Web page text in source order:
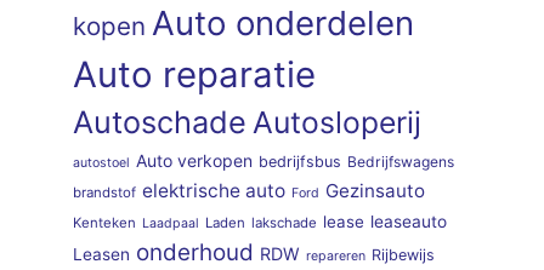
kopen Auto onderdelen
Auto reparatie
Autoschade Autosloperij
autostoel Auto verkopen bedrijfsbus Bedrijfswagens
brandstof elektrische auto Ford Gezinsauto
Kenteken Laadpaal Laden lakschade lease leaseauto
Leasen onderhoud RDW repareren Rijbewijs